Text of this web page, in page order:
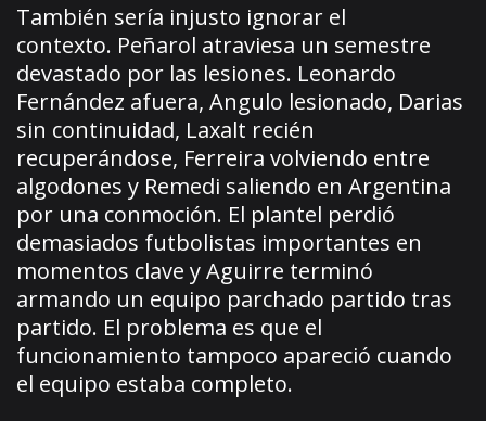
También sería injusto ignorar el
contexto. Peñarol atraviesa un semestre
devastado por las lesiones. Leonardo
Fernández afuera, Angulo lesionado, Darias
sin continuidad, Laxalt recién
recuperándose, Ferreira volviendo entre
algodones y Remedi saliendo en Argentina
por una conmoción. El plantel perdió
demasiados futbolistas importantes en
momentos clave y Aguirre terminó
armando un equipo parchado partido tras
partido. El problema es que el
funcionamiento tampoco apareció cuando
el equipo estaba completo.